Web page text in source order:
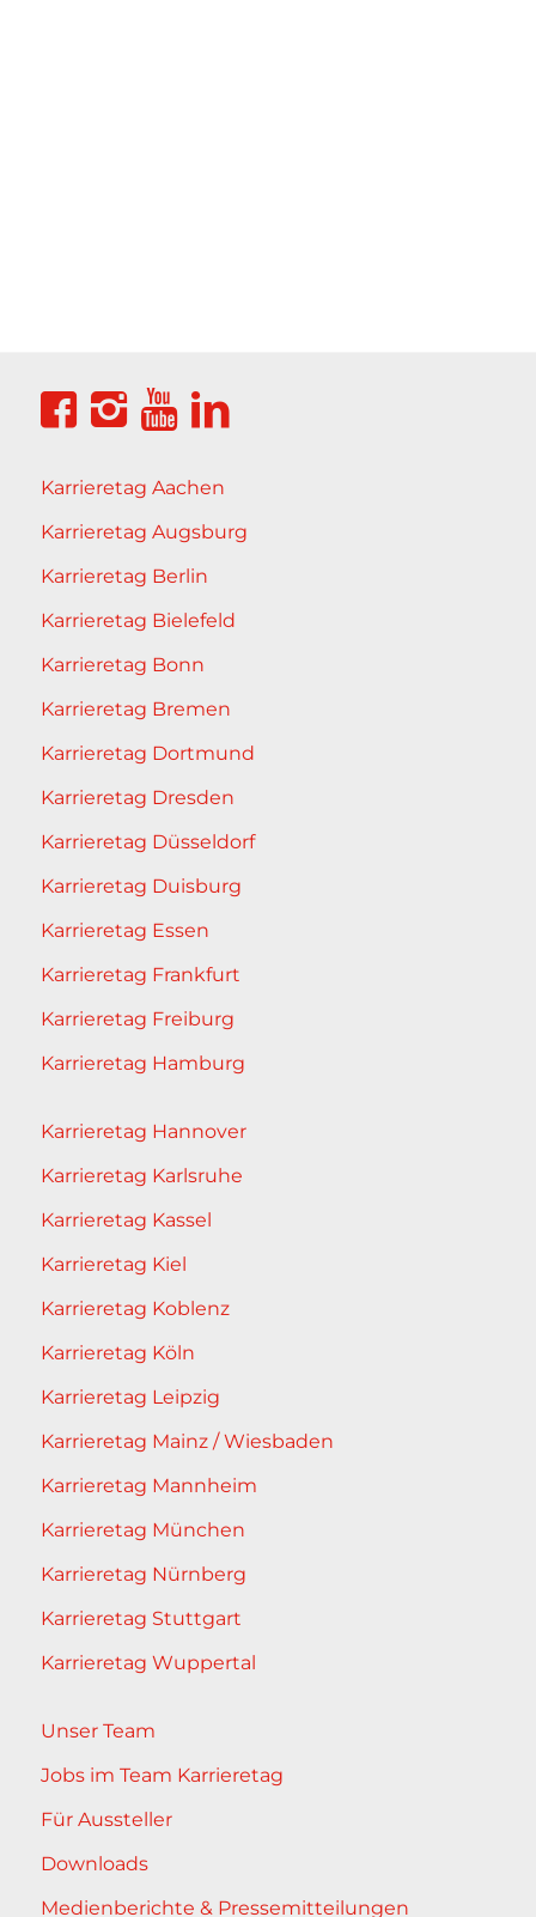
Karrieretag Aachen
Karrieretag Augsburg
Karrieretag Berlin
Karrieretag Bielefeld
Karrieretag Bonn
Karrieretag Bremen
Karrieretag Dortmund
Karrieretag Dresden
Karrieretag Düsseldorf
Karrieretag Duisburg
Karrieretag Essen
Karrieretag Frankfurt
Karrieretag Freiburg
Karrieretag Hamburg
Karrieretag Hannover
Karrieretag Karlsruhe
Karrieretag Kassel
Karrieretag Kiel
Karrieretag Koblenz
Karrieretag Köln
Karrieretag Leipzig
Karrieretag Mainz / Wiesbaden
Karrieretag Mannheim
Karrieretag München
Karrieretag Nürnberg
Karrieretag Stuttgart
Karrieretag Wuppertal
Unser Team
Jobs im Team Karrieretag
Für Aussteller
Downloads
Medienberichte & Pressemitteilungen